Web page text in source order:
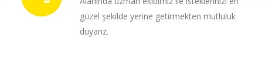
güzel şekilde yerine getirmekten mutluluk
duyarız.